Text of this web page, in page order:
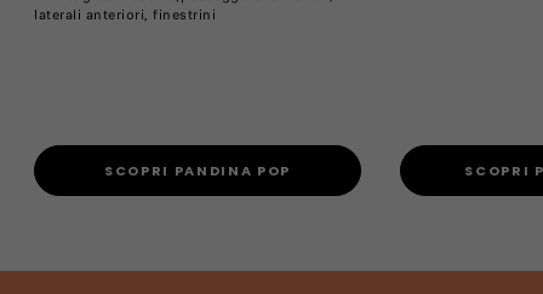
laterali anteriori, finestrini
SCOPRI PANDINA POP SCOPRI